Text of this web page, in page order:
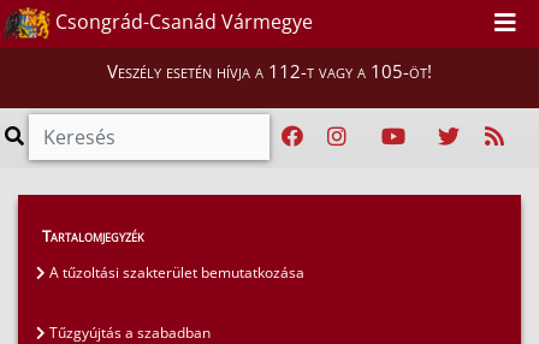
Csongrád-Csanád Vármegye
Veszély esetén hívja a 112-t vagy a 105-öt!
Szakmai tájékoztatók
A tűzoltási szakterület bemutatkozása
Tartalomjegyzék
A tűzoltási szakterület bemutatkozása
Tűzgyújtás a szabadban